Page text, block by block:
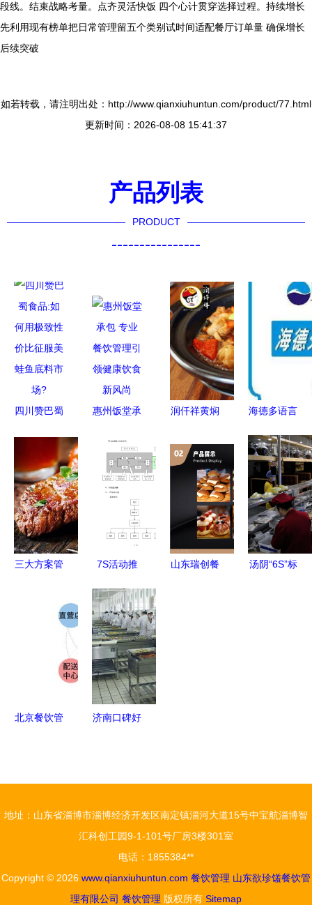
段线。结束战略考量。点齐灵活快饭 四个心计贯穿选择过程。持续增长
先利用现有榜单把日常管理留五个类别试时间适配餐厅订单量 确保增长
后续突破
如若转载，请注明出处：http://www.qianxiuhuntun.com/product/77.html
更新时间：2026-08-08 15:41:37
产品列表
PRODUCT
----------------
四川赞巴蜀
比征服美蛙
鱼底料市
场?
惠州饭堂承
饮管理引领
健康饮食新
风尚
润仟祥黄焖
世味道，全
网首选正宗
之选
海德多语言
统 赋能国
际餐饮的高
效运营
三大方案管
一品鲜牛打
造安心餐饮
7S活动推
饮管理的精
细之道
山东瑞创餐
汤阴“6S”标
北京餐饮管
济南口碑好
键
地址：山东省淄博市淄博经济开发区南定镇淄河大道15号中宝航淄博智
汇科创工园9-1-101号厂房3楼301室
电话：1855384**
Copyright © 2026 www.qianxiuhuntun.com 餐饮管理 山东欲珍馐餐饮管
理有限公司 餐饮管理 版权所有 Sitemap